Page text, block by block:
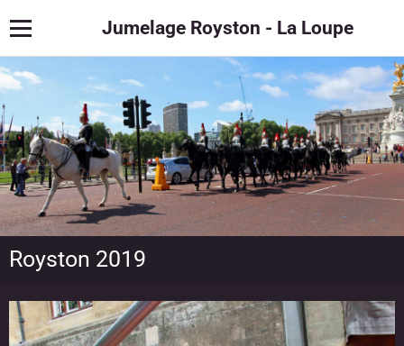
Jumelage Royston - La Loupe
Royston 2019